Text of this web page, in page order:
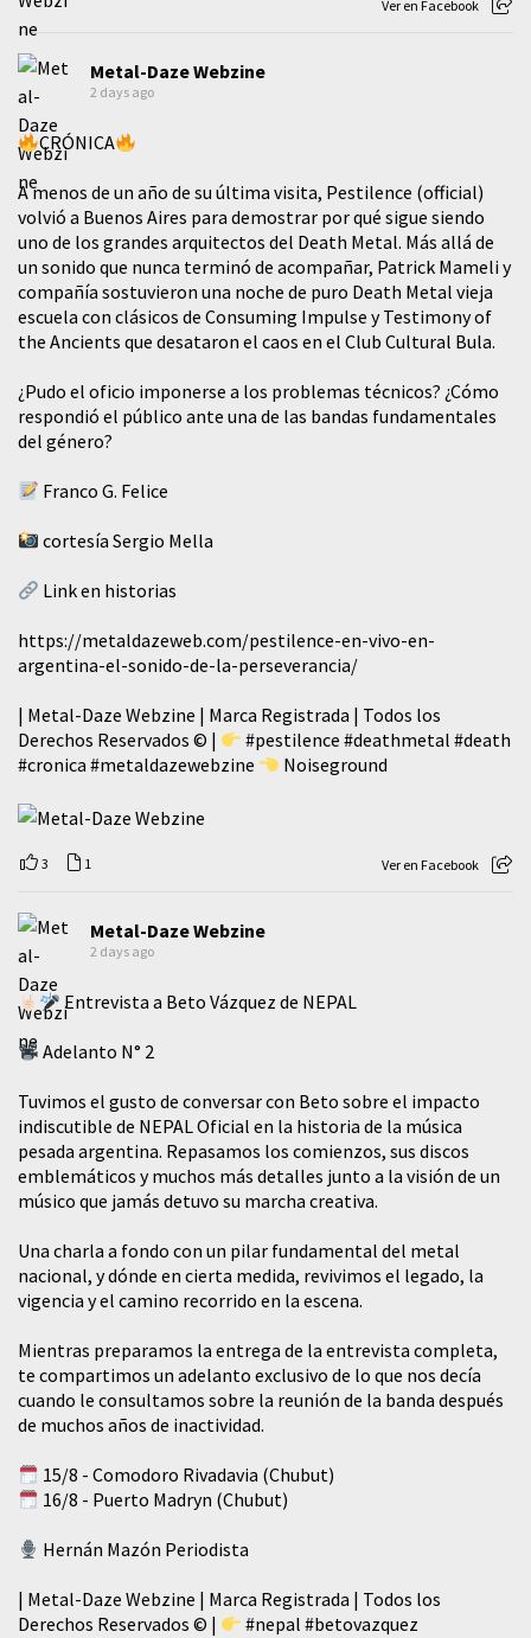
Ver en Facebook
Metal-Daze Webzine
2 days ago
CRÓNICA
A menos de un año de su última visita, Pestilence (official)
volvió a Buenos Aires para demostrar por qué sigue siendo
uno de los grandes arquitectos del Death Metal. Más allá de
un sonido que nunca terminó de acompañar, Patrick Mameli y
compañía sostuvieron una noche de puro Death Metal vieja
escuela con clásicos de Consuming Impulse y Testimony of
the Ancients que desataron el caos en el Club Cultural Bula.
¿Pudo el oficio imponerse a los problemas técnicos? ¿Cómo
respondió el público ante una de las bandas fundamentales
del género?
Franco G. Felice
cortesía Sergio Mella
Link en historias
https://metaldazeweb.com/pestilence-en-vivo-en-
argentina-el-sonido-de-la-perseverancia/
| Metal-Daze Webzine | Marca Registrada | Todos los
Derechos Reservados © |
#pestilence #deathmetal #death
#cronica #metaldazewebzine Noiseground
3 1 Ver en Facebook
Metal-Daze Webzine
2 days ago
Entrevista a Beto Vázquez de NEPAL
Adelanto N° 2
Tuvimos el gusto de conversar con Beto sobre el impacto
indiscutible de NEPAL Oficial en la historia de la música
pesada argentina. Repasamos los comienzos, sus discos
emblemáticos y muchos más detalles junto a la visión de un
músico que jamás detuvo su marcha creativa.
​Una charla a fondo con un pilar fundamental del metal
nacional, y dónde en cierta medida, revivimos el legado, la
vigencia y el camino recorrido en la escena.
Mientras preparamos la entrega de la entrevista completa,
te compartimos un adelanto exclusivo de lo que nos decía
cuando le consultamos sobre la reunión de la banda después
de muchos años de inactividad.
15/8 - Comodoro Rivadavia (Chubut)
16/8 - Puerto Madryn (Chubut)
Hernán Mazón Periodista
| Metal-Daze Webzine | Marca Registrada | Todos los
Derechos Reservados © |
#nepal #betovazquez